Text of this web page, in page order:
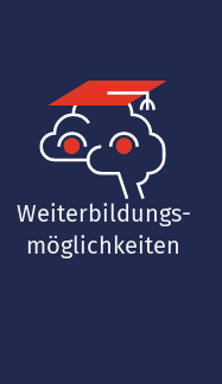
Weiterbildungs­
möglichkeiten